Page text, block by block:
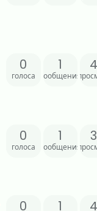
0
голоса
1
сообщения
0
голоса
1
сообщения
0 1